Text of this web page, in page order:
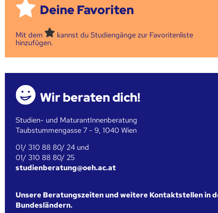
Deine Favoriten
Mit dem
kannst du Studiengänge zur Favoritenliste
hinzufügen.
Wir beraten dich!
Studien- und MaturantInnenberatung
Taubstummengasse 7 - 9, 1040 Wien
01/ 310 88 80/ 24 und
01/ 310 88 80/ 25
studienberatung@oeh.ac.at
Unsere Beratungszeiten und weitere Kontaktstellen in
Bundesländern.